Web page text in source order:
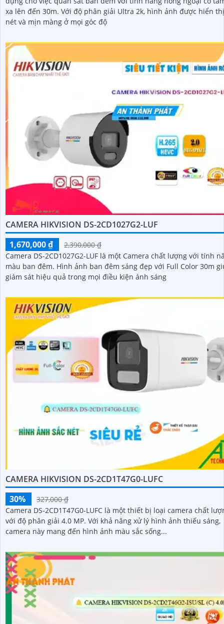
xa lên đến 30m. Với độ phân giải Ultra 2k, hình ảnh được hiển thị sắc
nét và mịn màng ở mọi góc độ
CAMERA HIKVISION DS-2CD1027G2-LUF
1,670,000 ₫
2,390,000 ₫
Camera DS-2CD1027G2-LUF là một Camera chất lượng với tính
màu ban đêm. Hình ảnh ban đêm sáng đẹp với Full Color 30m giúp
giám sát hiệu quả trong mọi điều kiện ánh sáng
CAMERA HIKVISION DS-2CD1T47G0-LUFC
30%
327,000 ₫
Camera DS-2CD1T47G0-LUFC là một thiết bị loại camera chất
với độ phân giải 4.0 MP. Với khả năng xử lý hình ảnh thiếu sáng,
camera này mang đến hình ảnh màu sắc sống...